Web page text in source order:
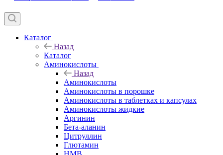
Каталог
Назад
Каталог
Аминокислоты
Назад
Аминокислоты
Аминокислоты в порошке
Аминокислоты в таблетках и капсулах
Аминокислоты жидкие
Аргинин
Бета-аланин
Цитруллин
Глютамин